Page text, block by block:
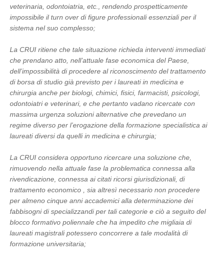
veterinaria, odontoiatria, etc., rendendo prospetticamente
impossibile il turn over di figure professionali essenziali per il
sistema nel suo complesso;
La CRUI ritiene che tale situazione richieda interventi immediati
che prendano atto, nell’attuale fase economica del Paese,
dell’impossibilità di procedere al riconoscimento del trattamento
di borsa di studio già previsto per i laureati in medicina e
chirurgia anche per biologi, chimici, fisici, farmacisti, psicologi,
odontoiatri e veterinari, e che pertanto vadano ricercate con
massima urgenza soluzioni alternative che prevedano un
regime diverso per l’erogazione della formazione specialistica ai
laureati diversi da quelli in medicina e chirurgia;
La CRUI considera opportuno ricercare una soluzione che,
rimuovendo nella attuale fase la problematica connessa alla
rivendicazione, connessa ai citati ricorsi giurisdizionali, di
trattamento economico , sia altresì necessario non procedere
per almeno cinque anni accademici alla determinazione dei
fabbisogni di specializzandi per tali categorie e ciò a seguito del
blocco formativo poliennale che ha impedito che migliaia di
laureati magistrali potessero concorrere a tale modalità di
formazione universitaria;